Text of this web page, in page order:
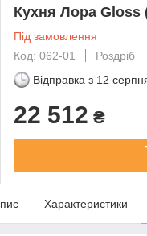
Кухня Лора Gloss
Під замовлення
Код: 062-01
Роздріб
Відправка з 12
22 512 ₴
Характеристики